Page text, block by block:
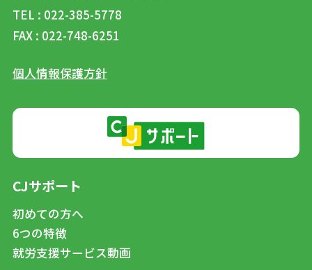
TEL : 022-385-5778
FAX : 022-748-6251
個人情報保護方針
CJサポート
初めての方へ
6つの特徴
就労支援サービス動画